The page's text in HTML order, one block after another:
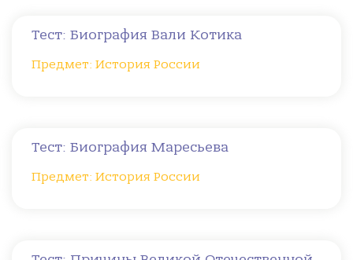
Тест: Биография Вали Котика
Предмет: История России
Тест: Биография Маресьева
Предмет: История России